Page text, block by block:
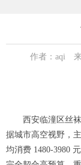
作者：aqi
西安临潼区丝袜
据城市高空视野，
均消费 1480-3980